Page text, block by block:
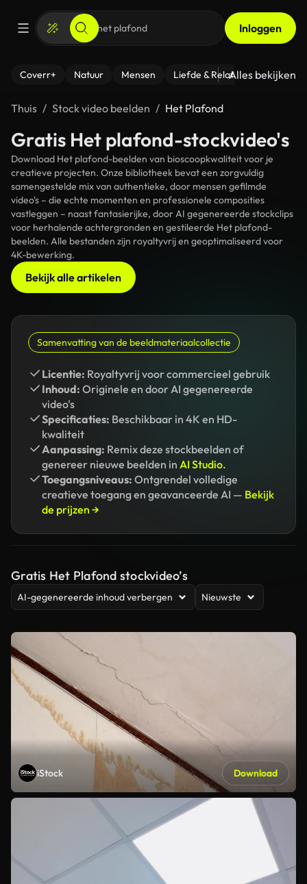
Inloggen
Coverr+ Natuur Mensen Liefde & Relaties - Fitness
Alles bekijken
Thuis Stock video beelden Het Plafond
Gratis Het plafond-stockvideo's
Download Het plafond-beelden van bioscoopkwaliteit voor je
creatieve projecten. Onze bibliotheek bevat een zorgvuldig
samengestelde mix van authentieke, door mensen gefilmde
video's – die echte momenten en professionele composities
vastleggen – naast fantasierijke, door AI gegenereerde stockclips
voor herhalende achtergronden en gestileerde Het plafond-
beelden. Alle bestanden zijn royaltyvrij en geoptimaliseerd voor
4K-bewerking.
Bekijk alle artikelen
Samenvatting van de beeldmateriaalcollectie
Licentie: Royaltyvrij voor commercieel gebruik
Inhoud: Originele en door AI gegenereerde
video's
Specificaties: Beschikbaar in 4K en HD-
kwaliteit
Aanpassing: Remix deze stockbeelden of
genereer nieuwe beelden in AI Studio.
Toegangsniveaus: Ontgrendel volledige
creatieve toegang en geavanceerde AI — Bekijk
de prijzen →
Gratis Het Plafond stockvideo’s
AI-gegenereerde inhoud verbergen Nieuwste
iStock Download